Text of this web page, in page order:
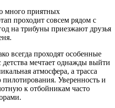
много приятных
проходит совсем рядом с
на трибуны приезжают друзья
всегда проходят особенные
мечтает однажды выйти
атмосфера, а трасса
пилотирования. Уверенность и
к отбойникам часто